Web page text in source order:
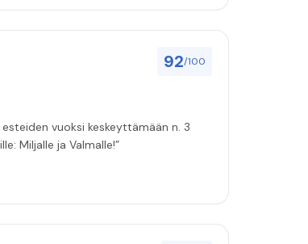
92/100
vuoksi keskeyttämään n. 3
Miljalle ja Valmalle!”